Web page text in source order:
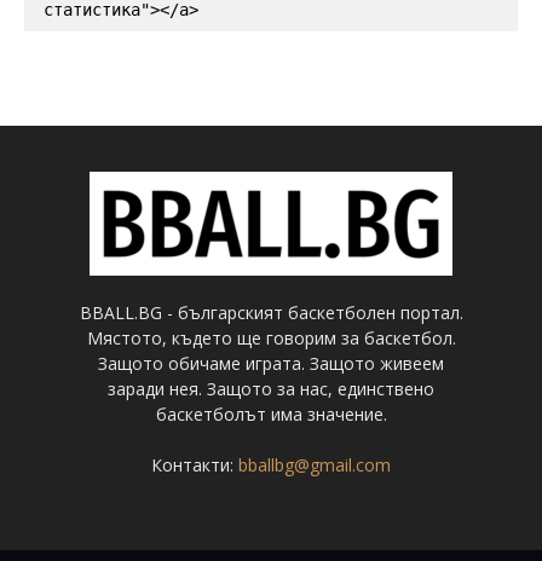
статистика"></a>
BBALL.BG - българският баскетболен портал.
Мястото, където ще говорим за баскетбол.
Защото обичаме играта. Защото живеем
заради нея. Защото за нас, единствено
баскетболът има значение.
Контакти: bballbg@gmail.com